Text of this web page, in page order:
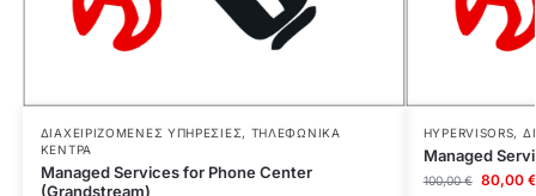
ΔΙΑΧΕΙΡΙΖΌΜΕΝΕΣ ΥΠΗΡΕΣΊΕΣ, ΤΗΛΕΦΩΝΙΚΆ
ΚΈΝΤΡΑ
Managed Services for Phone Center
(Grandstream)
HYPERVISORS,
Managed
100,00€ 80,00 €